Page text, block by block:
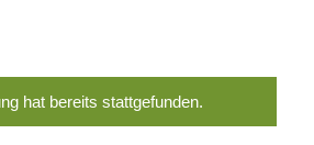
hat bereits stattgefunden.